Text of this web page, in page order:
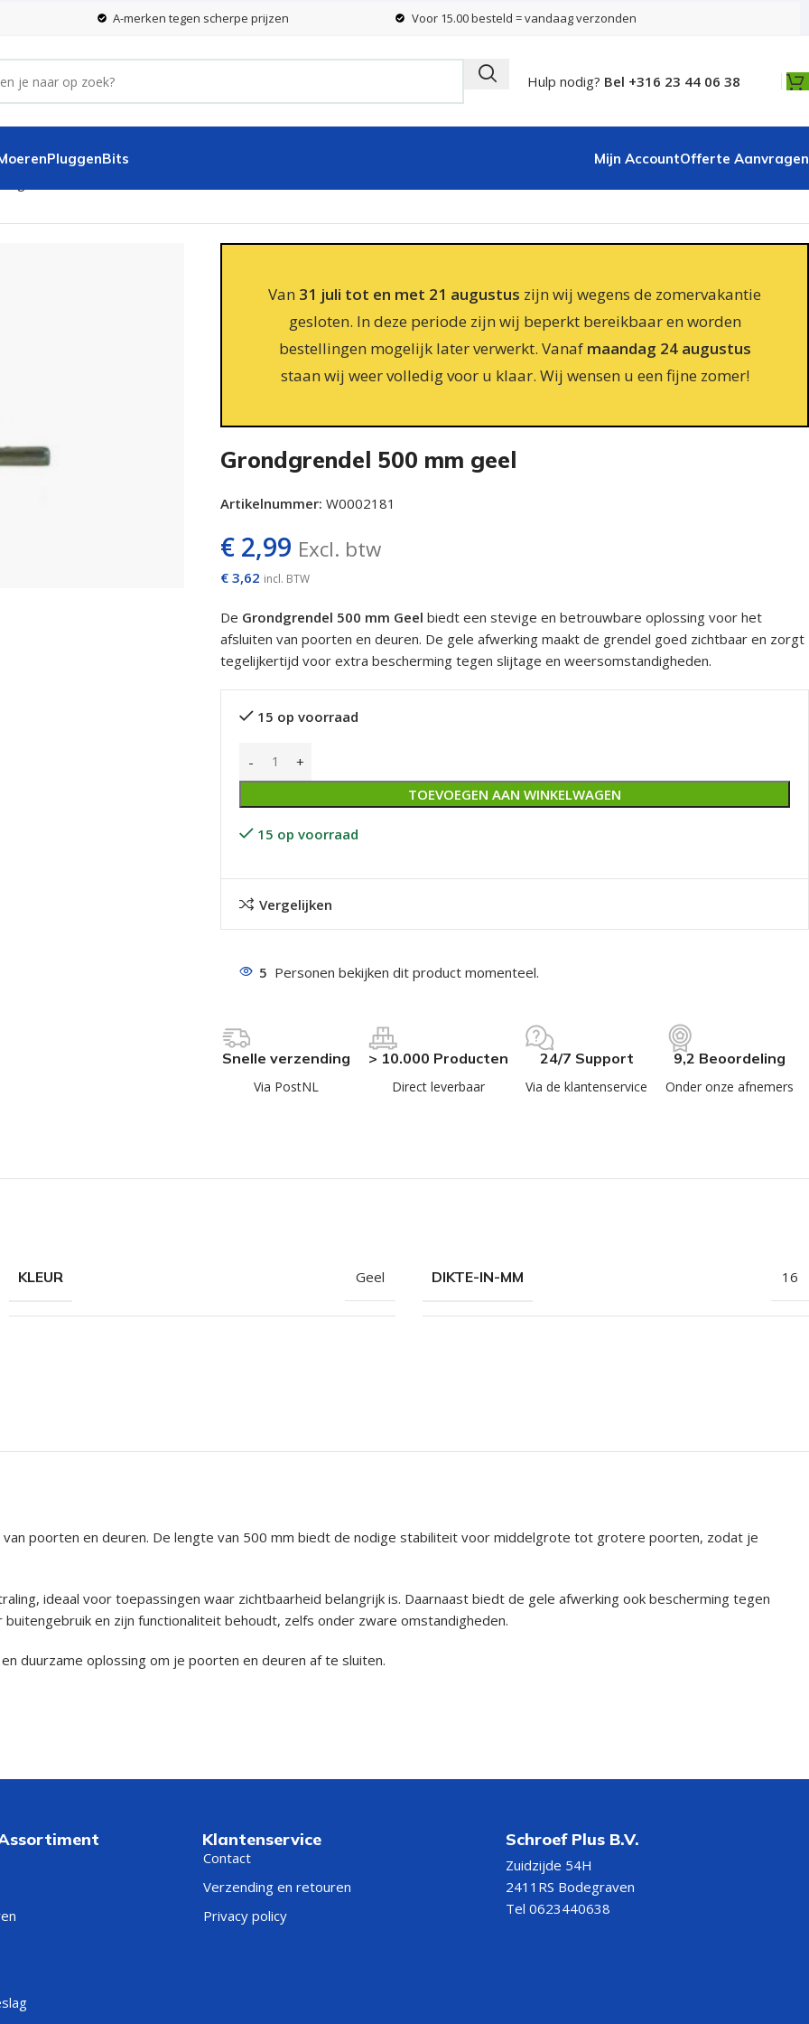
A-merken tegen scherpe prijzen Voor 15.00 besteld = vandaag verzonden
Hulp nodig? Bel +316 23 44 06 38
PluggenBits Mijn AccountOfferte Aanvragen
Van 31 juli tot en met 21 augustus zijn wij wegens de zomervakantie
gesloten. In deze periode zijn wij beperkt bereikbaar en worden
bestellingen mogelijk later verwerkt. Vanaf maandag 24 augustus
staan wij weer volledig voor u klaar. Wij wensen u een fijne zomer!
Grondgrendel 500 mm geel
Artikelnummer: W0002181
€ 2,99 Excl. btw
€ 3,62 incl. BTW
De Grondgrendel 500 mm Geel biedt een stevige en betrouwbare oplossing voor het
afsluiten van poorten en deuren. De gele afwerking maakt de grendel goed zichtbaar en zorgt
tegelijkertijd voor extra bescherming tegen slijtage en weersomstandigheden.
15 op voorraad
TOEVOEGEN AAN WINKELWAGEN
15 op voorraad
Vergelijken
5 Personen bekijken dit product momenteel.
Snelle verzending
Via PostNL
> 10.000 Producten
Direct leverbaar
24/7 Support
Via de klantenservice
9,2 Beoordeling
Onder onze afnemers
KLEUR Geel DIKTE-IN-MM 16
van poorten en deuren. De lengte van 500 mm biedt de nodige stabiliteit voor middelgrote tot grotere poorten, zodat je
ideaal voor toepassingen waar zichtbaarheid belangrijk is. Daarnaast biedt de gele afwerking ook bescherming tegen
en zijn functionaliteit behoudt, zelfs onder zware omstandigheden.
duurzame oplossing om je poorten en deuren af te sluiten.
Klantenservice
Contact
Verzending en retouren
Privacy policy
Schroef Plus B.V.
Zuidzijde 54H
2411RS Bodegraven
Tel 0623440638